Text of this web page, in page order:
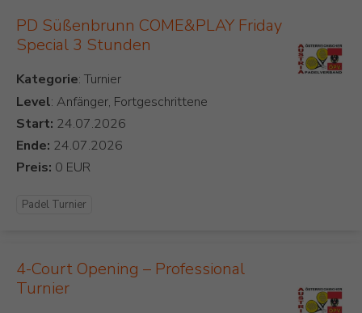
PD Süßenbrunn COME&PLAY Friday
Special 3 Stunden
Kategorie
Level: Anfänger, Fortgeschrittene
Start:
Ende:
Preis:
Padel Turnier
4-Court Opening – Professional
Turnier